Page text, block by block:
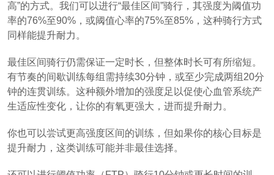
高”的方式。我们可以进行“最佳区间”骑行，其强度为阈值功
率的76%至90%，或阈值心率的75%至85%，这种骑行方式
同样能提升耐力。
最佳区间骑行仍需保证一定时长，但整体时长可有所缩短。
有节奏的间歇训练每组需持续30分钟，或至少完成两组20分
钟的连贯训练。这种额外增加的强度足以促使心血管系统产
生适应性变化，让你的有氧更强大，进而提升耐力。
你也可以尝试更高强度区间的训练，但如果你的核心目标是
提升耐力，这类训练可能并非最佳选择。